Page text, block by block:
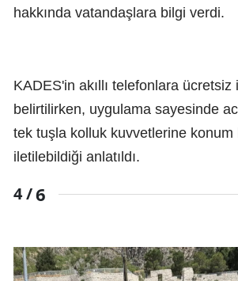
hakkında vatandaşlara bilgi verdi.
KADES'in akıllı telefonlara ücretsiz
belirtilirken, uygulama sayesinde
tek tuşla kolluk kuvvetlerine konum
iletilebildiği anlatıldı.
4 /6